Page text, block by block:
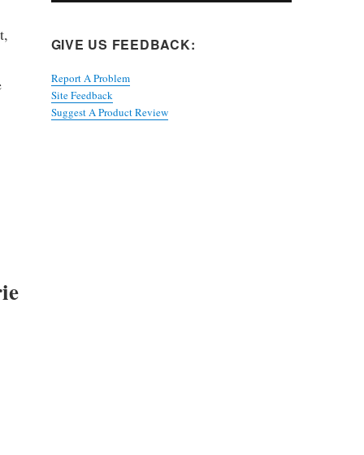
GIVE US FEEDBACK:
Report A Problem
Site Feedback
Suggest A Product Review